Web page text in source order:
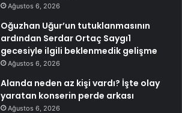
Ağustos 6, 2026
Oğuzhan Uğur’un tutuklanmasının
ardından Serdar Ortaç Saygı1
gecesiyle ilgili beklenmedik gelişme
Ağustos 6, 2026
Alanda neden az kişi vardı? İşte olay
yaratan konserin perde arkası
Ağustos 6, 2026